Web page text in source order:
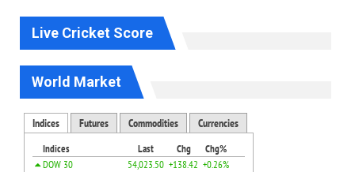
Live Cricket Score
World Market